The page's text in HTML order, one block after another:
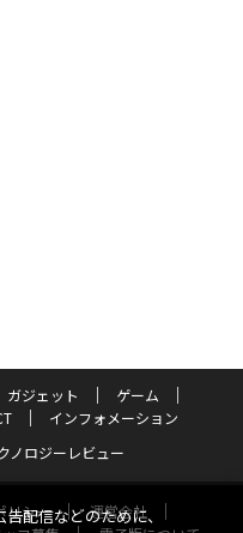
ガジェット
ゲーム
インフォメーション
ノロジーレビュー
リシー
運営会社
配信などのために、